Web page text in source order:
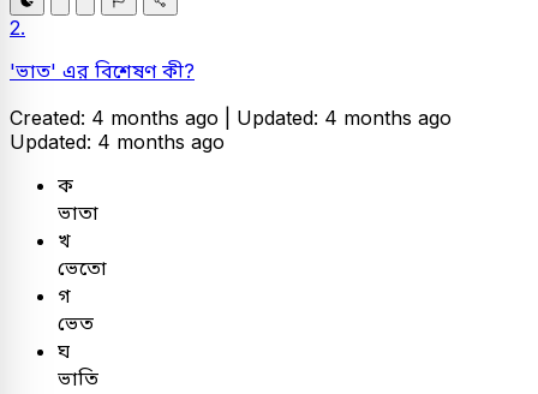
2.
'ভাত' এর বিশেষণ কী?
Created: 4 months ago | Updated: 4 months ago
Updated: 4 months ago
ক
ভাতা
খ
ভেতো
গ
ভেত
ঘ
ভাতি